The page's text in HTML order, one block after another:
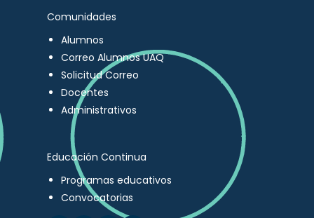
Comunidades
Alumnos
Correo Alumnos UAQ
Solicitud Correo
Docentes
Administrativos
Educación Continua
Programas educativos
Convocatorias